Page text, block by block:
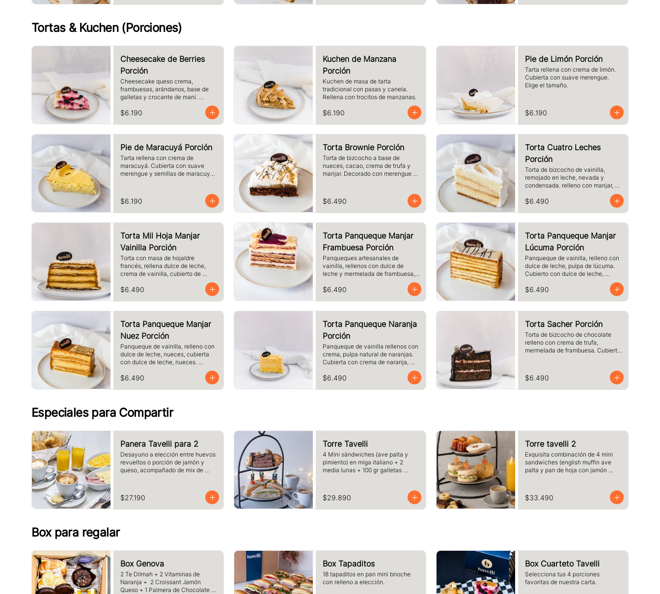
Tortas & Kuchen (Porciones)
Cheesecake de Berries
Porción
Cheesecake queso crema,
frambuesas, arándanos, base de
galletas y crocante de maní.
$6.190
Kuchen de Manzana
Porción
Kuchen de masa de tarta
tradicional con pasas y canela.
Rellena con trocitos de manzanas.
$6.190
Pie de Limón Porción
Tarta rellena con crema de limón.
Cubierta con suave merengue.
Elige el tamaño.
$6.190
Pie de Maracuyá Porción
Tarta rellena con crema de
maracuyá. Cubierta con suave
merengue y semillas de maracuyá.
$6.190
Torta Brownie Porción
Torta de bizcocho a base de
nueces, cacao, crema de trufa y
manjar. Decorado con merengue y
$6.490
Torta Cuatro Leches
Porción
Torta de bizcocho de vainilla,
remojado en leche, nevada y
condensada. relleno con manjar,
cubierto de merengue. tamaño a
elección.
$6.490
Torta Mil Hoja Manjar
Vainilla Porción
Torta con masa de hojaldre
francés, rellena dulce de leche,
crema de vainilla, cubierto de
elección.
$6.490
Torta Panqueque Manjar
Frambuesa Porción
Panqueques artesanales de
vainilla, rellenos con dulce de
leche y mermelada de frambuesa,
blanco y almendras laminadas
$6.490
Torta Panqueque Manjar
Lúcuma Porción
Panqueque de vainilla, relleno con
dulce de leche, pulpa de lúcuma.
Cubierto con dulce de leche,
elección.
$6.490
Torta Panqueque Manjar
Nuez Porción
Panqueque de vainilla, relleno con
dulce de leche, nueces, cubierta
con dulce de leche, nueces.
$6.490
Torta Panqueque Naranja
Porción
Panqueque de vainilla rellenos con
crema, pulpa natural de naranjas.
Cubierta con crema de naranja,
$6.490
Torta Sacher Porción
Torta de bizcocho de chocolate
relleno con crema de trufa,
mermelada de frambuesa. Cubierta
$6.490
Especiales para Compartir
Panera Tavelli para 2
Desayuno a elección entre huevos
revueltos o porción de jamón y
queso, acompañado de mix de
jugo de naranja (125 cc ), y dos
café o té a elección
$27.190
Torre Tavelli
4 Mini sándwiches (ave palta y
pimiento) en miga italiano + 2
media lunas + 100 gr galletas
$29.890
Torre tavelli 2
Exquisita combinación de 4 mini
sandwiches (english muffin ave
palta y pan de hoja con jamón
frambuesas + 2 café o té + 2 jugos
pequeños.
$33.490
Box para regalar
Box Genova
2 Te Dilmah + 2 Vitaminas de
Naranja +  2 Croissant Jamón
Queso + 1 Palmera de Chocolate +
Box Tapaditos
18 tapaditos en pan mini brioche
con relleno a elección.
Box Cuarteto Tavelli
Selecciona tus 4 porciones
favoritas de nuestra carta.